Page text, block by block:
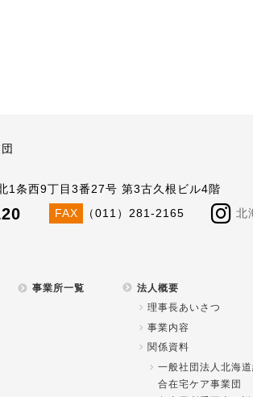
1条西9丁目3番27号 第3古久根ビル4階
FAX （011）281-2165 北
事業所一覧
法人概要
理事長あいさつ
事業内容
関係資料
一般社団法人北海
合在宅ケア事業団